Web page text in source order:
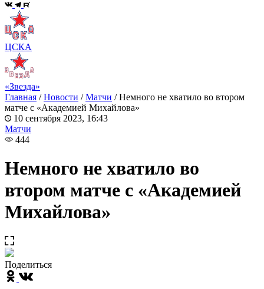
ЦСКА
«Звезда»
Главная /Новости /Матчи /Немного не хватило во втором
матче с «Академией Михайлова»
10 сентября 2023, 16:43
Матчи
444
Немного не хватило во
втором матче с «Академией
Михайлова»
Поделиться